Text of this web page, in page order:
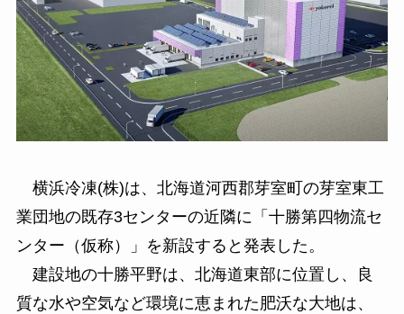
横浜冷凍(株)は、北海道河西郡芽室町の芽室東工
業団地の既存3センターの近隣に「十勝第四物流セ
ンター（仮称）」を新設すると発表した。
建設地の十勝平野は、北海道東部に位置し、良
質な水や空気など環境に恵まれた肥沃な大地は、